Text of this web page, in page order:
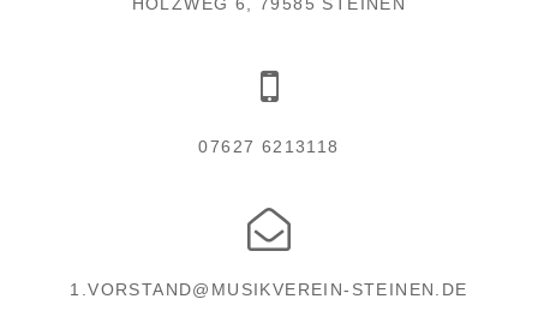
07627 6213118
1.VORSTAND@MUSIKVEREIN-STEINEN.DE